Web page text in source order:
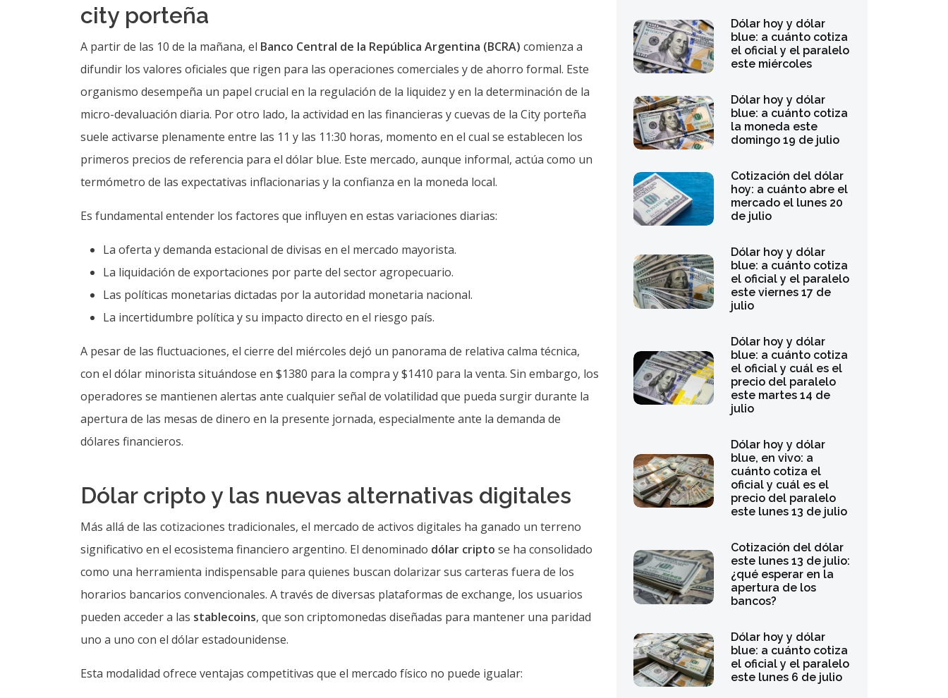
city porteña
A partir de las 10 de la mañana, el Banco Central de la República Argentina (BCRA) comienza a
difundir los valores oficiales que rigen para las operaciones comerciales y de ahorro formal. Este
organismo desempeña un papel crucial en la regulación de la liquidez y en la determinación de la
micro-devaluación diaria. Por otro lado, la actividad en las financieras y cuevas de la City porteña
suele activarse plenamente entre las 11 y las 11:30 horas, momento en el cual se establecen los
primeros precios de referencia para el dólar blue. Este mercado, aunque informal, actúa como un
termómetro de las expectativas inflacionarias y la confianza en la moneda local.
Es fundamental entender los factores que influyen en estas variaciones diarias:
La oferta y demanda estacional de divisas en el mercado mayorista.
La liquidación de exportaciones por parte del sector agropecuario.
Las políticas monetarias dictadas por la autoridad monetaria nacional.
La incertidumbre política y su impacto directo en el riesgo país.
A pesar de las fluctuaciones, el cierre del miércoles dejó un panorama de relativa calma técnica,
con el dólar minorista situándose en $1380 para la compra y $1410 para la venta. Sin embargo, los
operadores se mantienen alertas ante cualquier señal de volatilidad que pueda surgir durante la
apertura de las mesas de dinero en la presente jornada, especialmente ante la demanda de
dólares financieros.
Dólar cripto y las nuevas alternativas digitales
Más allá de las cotizaciones tradicionales, el mercado de activos digitales ha ganado un terreno
significativo en el ecosistema financiero argentino. El denominado dólar cripto se ha consolidado
como una herramienta indispensable para quienes buscan dolarizar sus carteras fuera de los
horarios bancarios convencionales. A través de diversas plataformas de exchange, los usuarios
pueden acceder a las stablecoins, que son criptomonedas diseñadas para mantener una paridad
uno a uno con el dólar estadounidense.
Esta modalidad ofrece ventajas competitivas que el mercado físico no puede igualar:
Dólar hoy y dólar
blue: a cuánto cotiza
el oficial y el paralelo
este miércoles
Dólar hoy y dólar
blue: a cuánto cotiza
la moneda este
domingo 19 de julio
Cotización del dólar
hoy: a cuánto abre el
mercado el lunes 20
de julio
Dólar hoy y dólar
blue: a cuánto cotiza
el oficial y el paralelo
este viernes 17 de
julio
Dólar hoy y dólar
blue: a cuánto cotiza
el oficial y cuál es el
precio del paralelo
este martes 14 de
julio
Dólar hoy y dólar
blue, en vivo: a
cuánto cotiza el
oficial y cuál es el
precio del paralelo
este lunes 13 de julio
Cotización del dólar
este lunes 13 de julio:
¿qué esperar en la
apertura de los
bancos?
Dólar hoy y dólar
blue: a cuánto cotiza
el oficial y el paralelo
este lunes 6 de julio